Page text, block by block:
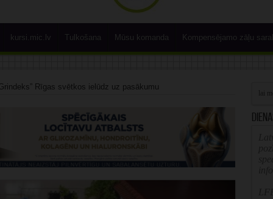
kursi.mic.lv Tulkošana Mūsu komanda Kompensējamo zāļu
Rīgas svētkos ielūdz uz pasākumu